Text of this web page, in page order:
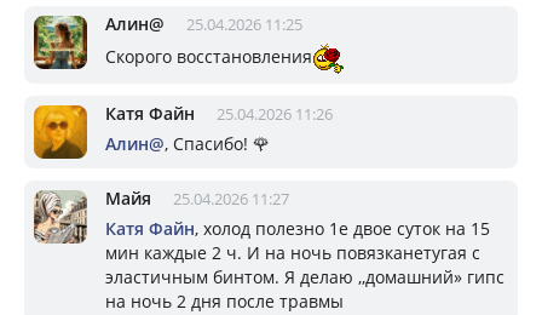
Алин@ 25.04.2026 11:25
Скорого восстановления
Катя Файн 25.04.2026 11:26
Алин@, Спасибо! 🌹
Майя 25.04.2026 11:27
Катя Файн, холод полезно 1е двое суток на 15
мин каждые 2 ч. И на ночь повязканетугая с
эластичным бинтом. Я делаю ,,домашний» гипс
на ночь 2 дня после травмы